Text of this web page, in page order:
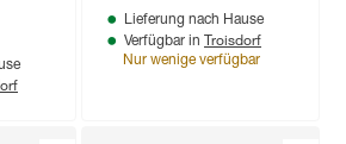
Lieferung nach Hause
Verfügbar in Troisdorf
Nur wenige verfügbar